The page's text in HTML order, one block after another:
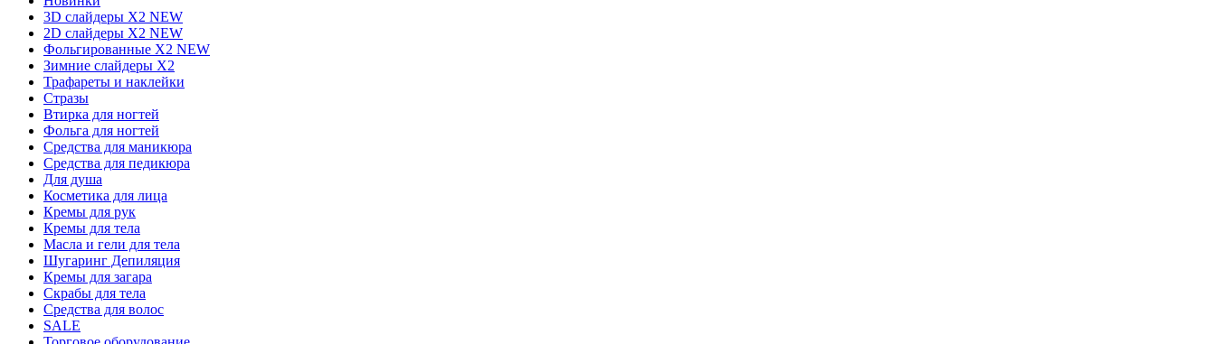
3D слайдеры X2 NEW
2D слайдеры X2 NEW
Фольгированные X2 NEW
Зимние слайдеры Х2
Трафареты и наклейки
Стразы
Втирка для ногтей
Фольга для ногтей
Средства для маникюра
Средства для педикюра
Для душа
Косметика для лица
Кремы для рук
Кремы для тела
Масла и гели для тела
Шугаринг Депиляция
Кремы для загара
Скрабы для тела
Средства для волос
SALE